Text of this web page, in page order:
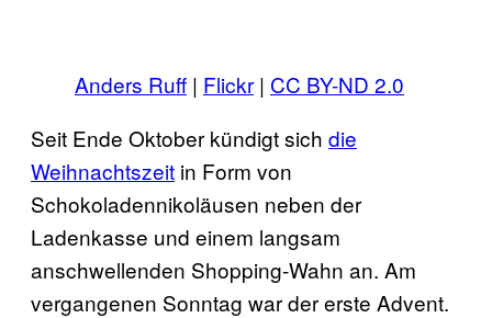
Anders Ruff | Flickr | CC BY-ND 2.0
Seit Ende Oktober kündigt sich die
Weihnachtszeit in Form von
Schokoladennikoläusen neben der
Ladenkasse und einem langsam
anschwellenden Shopping-Wahn an. Am
vergangenen Sonntag war der erste Advent.